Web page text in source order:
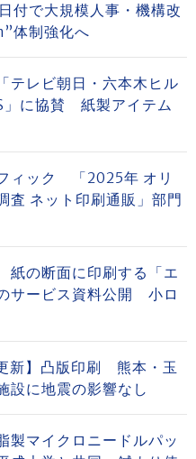
付で大規模人事・機構改
体制強化へ
レビ朝日・六本木ヒル
」に協賛 紙製アイテム
ィック 「2025年 オリ
査 ネット印刷通販」部門
の断面に印刷する「エ
サービス資料公開 小ロ
新】凸版印刷 熊本・玉
設に地震の影響なし
マイクロニードルパッ